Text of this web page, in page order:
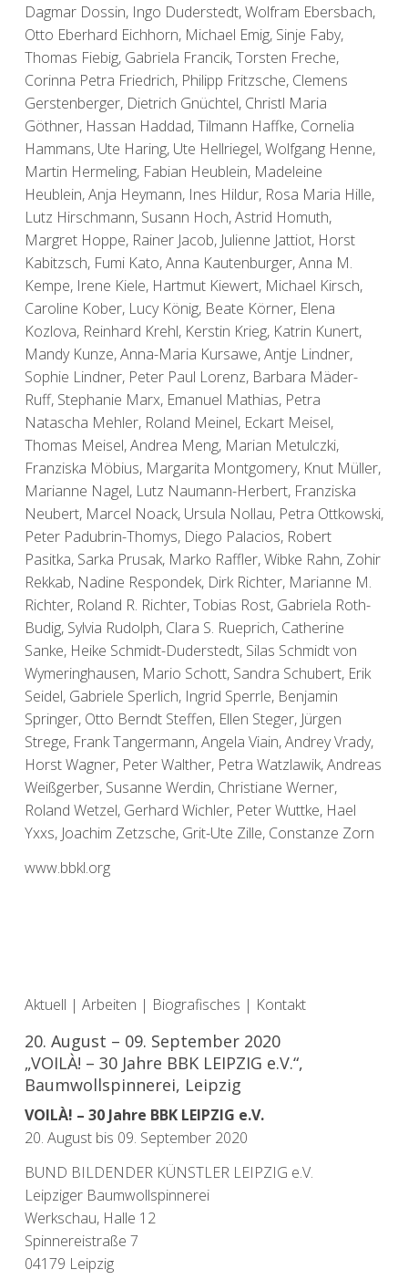
Dagmar Dossin, Ingo Duderstedt, Wolfram Ebersbach,
Otto Eberhard Eichhorn, Michael Emig, Sinje Faby,
Thomas Fiebig, Gabriela Francik, Torsten Freche,
Corinna Petra Friedrich, Philipp Fritzsche, Clemens
Gerstenberger, Dietrich Gnüchtel, Christl Maria
Göthner, Hassan Haddad, Tilmann Haffke, Cornelia
Hammans, Ute Haring, Ute Hellriegel, Wolfgang Henne,
Martin Hermeling, Fabian Heublein, Madeleine
Heublein, Anja Heymann, Ines Hildur, Rosa Maria Hille,
Lutz Hirschmann, Susann Hoch, Astrid Homuth,
Margret Hoppe, Rainer Jacob, Julienne Jattiot, Horst
Kabitzsch, Fumi Kato, Anna Kautenburger, Anna M.
Kempe, Irene Kiele, Hartmut Kiewert, Michael Kirsch,
Caroline Kober, Lucy König, Beate Körner, Elena
Kozlova, Reinhard Krehl, Kerstin Krieg, Katrin Kunert,
Mandy Kunze, Anna-Maria Kursawe, Antje Lindner,
Sophie Lindner, Peter Paul Lorenz, Barbara Mäder-
Ruff, Stephanie Marx, Emanuel Mathias, Petra
Natascha Mehler, Roland Meinel, Eckart Meisel,
Thomas Meisel, Andrea Meng, Marian Metulczki,
Franziska Möbius, Margarita Montgomery, Knut Müller,
Marianne Nagel, Lutz Naumann-Herbert, Franziska
Neubert, Marcel Noack, Ursula Nollau, Petra Ottkowski,
Peter Padubrin-Thomys, Diego Palacios, Robert
Pasitka, Sarka Prusak, Marko Raffler, Wibke Rahn, Zohir
Rekkab, Nadine Respondek, Dirk Richter, Marianne M.
Richter, Roland R. Richter, Tobias Rost, Gabriela Roth-
Budig, Sylvia Rudolph, Clara S. Rueprich, Catherine
Sanke, Heike Schmidt-Duderstedt, Silas Schmidt von
Wymeringhausen, Mario Schott, Sandra Schubert, Erik
Seidel, Gabriele Sperlich, Ingrid Sperrle, Benjamin
Springer, Otto Berndt Steffen, Ellen Steger, Jürgen
Strege, Frank Tangermann, Angela Viain, Andrey Vrady,
Horst Wagner, Peter Walther, Petra Watzlawik, Andreas
Weißgerber, Susanne Werdin, Christiane Werner,
Roland Wetzel, Gerhard Wichler, Peter Wuttke, Hael
Yxxs, Joachim Zetzsche, Grit-Ute Zille, Constanze Zorn
www.bbkl.org
Aktuell | Arbeiten | Biografisches | Kontakt
20. August – 09. September 2020
„VOILÀ! – 30 Jahre BBK LEIPZIG e.V.“,
Baumwollspinnerei, Leipzig
VOILÀ! – 30 Jahre BBK LEIPZIG e.V.
20. August bis 09. September 2020
BUND BILDENDER KÜNSTLER LEIPZIG e.V.
Leipziger Baumwollspinnerei
Werkschau, Halle 12
Spinnereistraße 7
04179 Leipzig